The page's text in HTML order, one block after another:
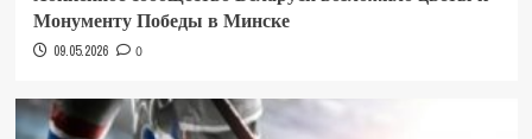
Монументу Победы в Минске
09.05.2026 0